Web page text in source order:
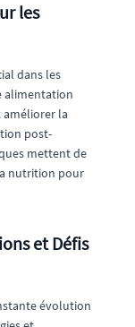
les
dans les
alimentation
améliorer la
post-
mettent de
nutrition pour
et Défis
évolution